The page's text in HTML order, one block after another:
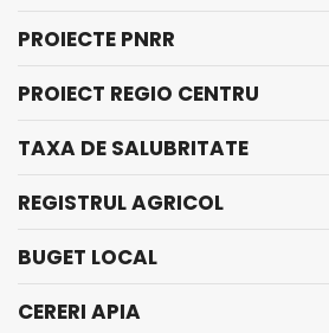
PROIECTE PNRR
PROIECT REGIO CENTRU
TAXA DE SALUBRITATE
REGISTRUL AGRICOL
BUGET LOCAL
CERERI APIA